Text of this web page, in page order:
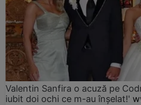
Valentin Sanfira o acuză pe
iubit doi ochi ce m-au înșelat!'